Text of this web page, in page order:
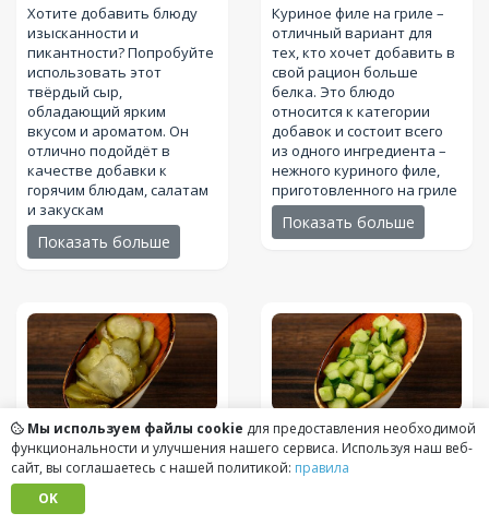
Хотите добавить блюду
изысканности и
пикантности? Попробуйте
использовать этот
твёрдый сыр,
обладающий ярким
вкусом и ароматом. Он
отлично подойдёт в
качестве добавки к
горячим блюдам, салатам
и закускам
Показать больше
Куриное филе на гриле –
отличный вариант для
тех, кто хочет добавить в
свой рацион больше
белка. Это блюдо
относится к категории
добавок и состоит всего
из одного ингредиента –
нежного куриного филе,
приготовленного на гриле
Показать больше
Огурцы
маринованные(30
грамм (г))
Хрустящие огурцы с
Свежий огурец(30
грамм (г))
Хрустящий и сочный,
Мы используем файлы cookie для предоставления необходимой
функциональности и улучшения нашего сервиса. Используя наш веб-
сайт, вы соглашаетесь с нашей политикой: правила
OK